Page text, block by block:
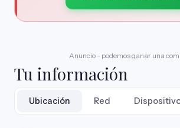
Anuncio - podemos ganar una
Tu información
Ubicación Red